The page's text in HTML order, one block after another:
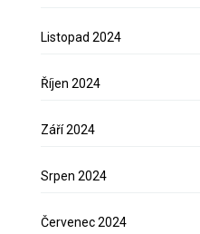
Listopad 2024
Říjen 2024
Září 2024
Srpen 2024
Červenec 2024